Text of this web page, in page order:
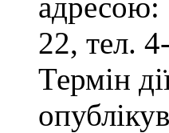
22, тел.
Термін